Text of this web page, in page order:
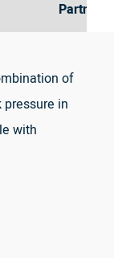
Partner
of
in
with